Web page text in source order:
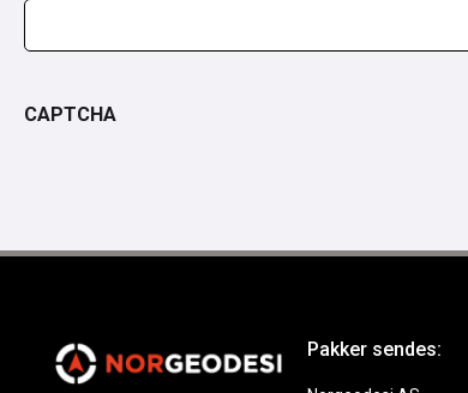
CAPTCHA
Pakker sendes: